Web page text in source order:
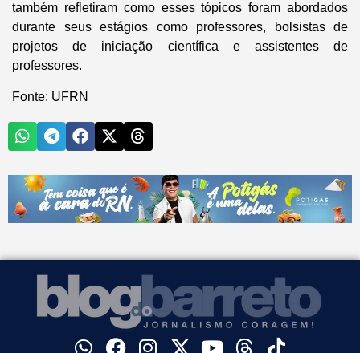
também refletiram como esses tópicos foram abordados
durante seus estágios como professores, bolsistas de
projetos de iniciação científica e assistentes de
professores.
Fonte: UFRN